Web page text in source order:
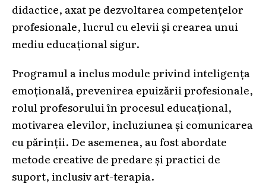
didactice, axat pe dezvoltarea competențelor
profesionale, lucrul cu elevii și crearea unui
mediu educațional sigur.
Programul a inclus module privind inteligența
emoțională, prevenirea epuizării profesionale,
rolul profesorului în procesul educațional,
motivarea elevilor, incluziunea și comunicarea
cu părinții. De asemenea, au fost abordate
metode creative de predare și practici de
suport, inclusiv art-terapia.